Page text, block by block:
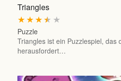
Triangles
★
★
★
★
★
Puzzle
Triangles ist ein Puzzlespiel, das
herausfordert…